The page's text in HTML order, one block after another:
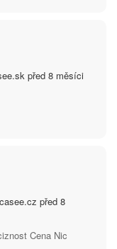
před 8 měsíci
před 8
Cena Nic